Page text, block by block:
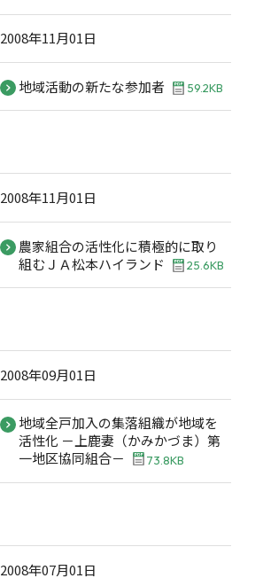
2008年11月01日
地域活動の新たな参加者 59.2KB
2008年11月01日
農家組合の活性化に積極的に取り
組むＪＡ松本ハイランド
25.6KB
2008年09月01日
地域全戸加入の集落組織が地域を
活性化 －上鹿妻（かみかづま）第
一地区協同組合－
73.8KB
2008年07月01日